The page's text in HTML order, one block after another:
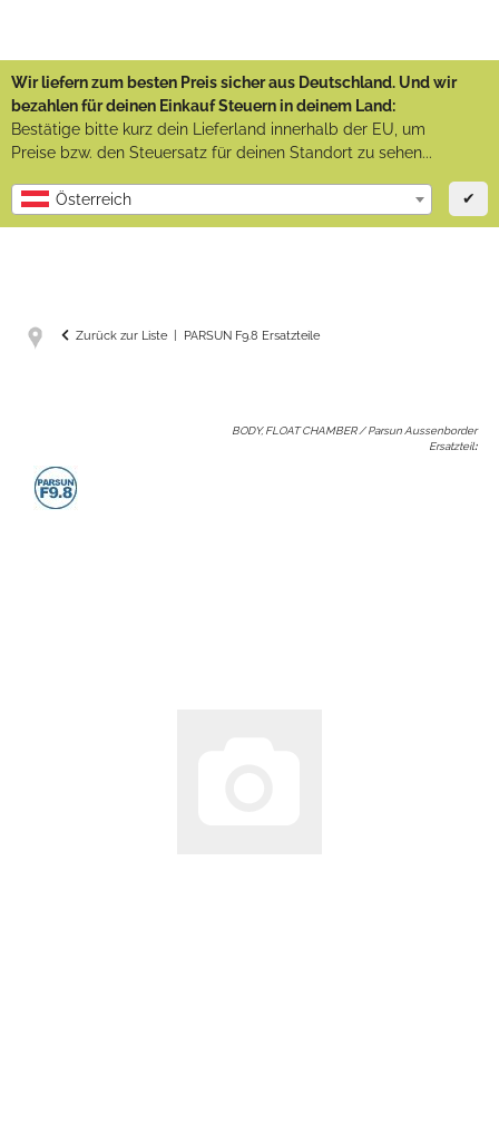
Wir liefern zum besten Preis sicher aus Deutschland. Und wir
bezahlen für deinen Einkauf Steuern in deinem Land:
Bestätige bitte kurz dein Lieferland innerhalb der EU, um
Preise bzw. den Steuersatz für deinen Standort zu sehen...
Österreich ✔
Zurück zur Liste PARSUN F9.8 Ersatzteile
BODY, FLOAT CHAMBER / Parsun Aussenborder
Ersatzteil: